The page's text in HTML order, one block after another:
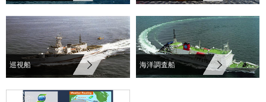
巡視船 海洋調査船